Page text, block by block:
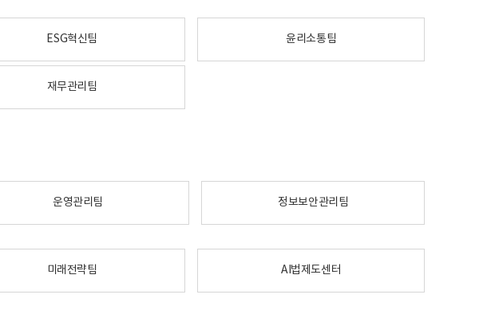
ESG혁신팀 윤리소통팀
재무관리팀
운영관리팀 정보보안관리팀
미래전략팀 AI법제도센터